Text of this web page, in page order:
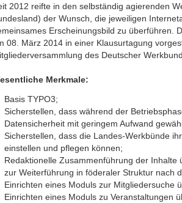
2012 reifte in den selbständig agierenden
der Wunsch, die jeweiligen
Erscheinungsbild zu überführen.
08. März 2014 in einer Klausurtagung
des Deutscher
Merkmale:
Basis TYPO3;
Sicherstellen, dass während der
Datensicherheit mit geringem Aufwand
Sicherstellen, dass die Landes-Werkbünde
einstellen und pflegen können;
Redaktionelle Zusammenführung der Inhalte
zur Weiterführung in föderaler Struktur nach
Einrichten eines Moduls zur Mitgliedersuche
Einrichten eines Moduls zu Veranstaltungen